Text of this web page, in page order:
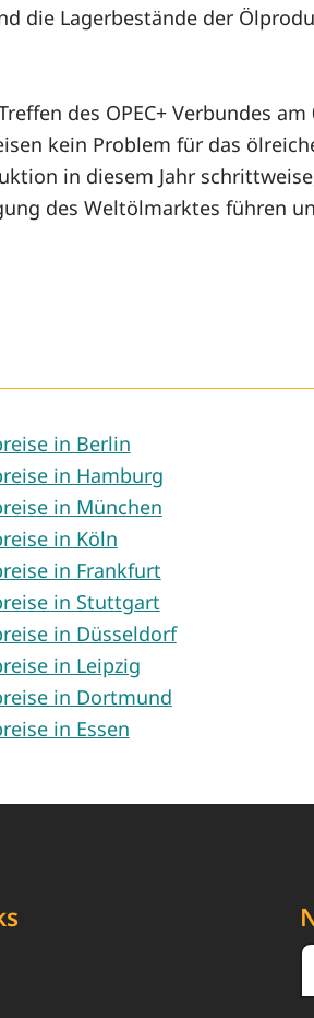
die Lagerbestände der
des OPEC+ Verbundes
kein Problem für das
in diesem Jahr
des Weltölmarktes führen
in Berlin
in Hamburg
in München
in Köln
in Frankfurt
in Stuttgart
in Düsseldorf
in Leipzig
in Dortmund
in Essen